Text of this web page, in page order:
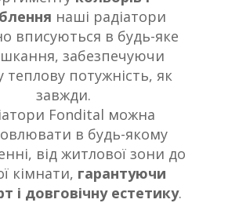
наші радіатори
вписуються в будь-яке
забезпечуючи
теплову потужність, як
завжди.
Fondital можна
в будь-якому
від житлової зони до
кімнати, гарантуючи
і довговічну естетику.